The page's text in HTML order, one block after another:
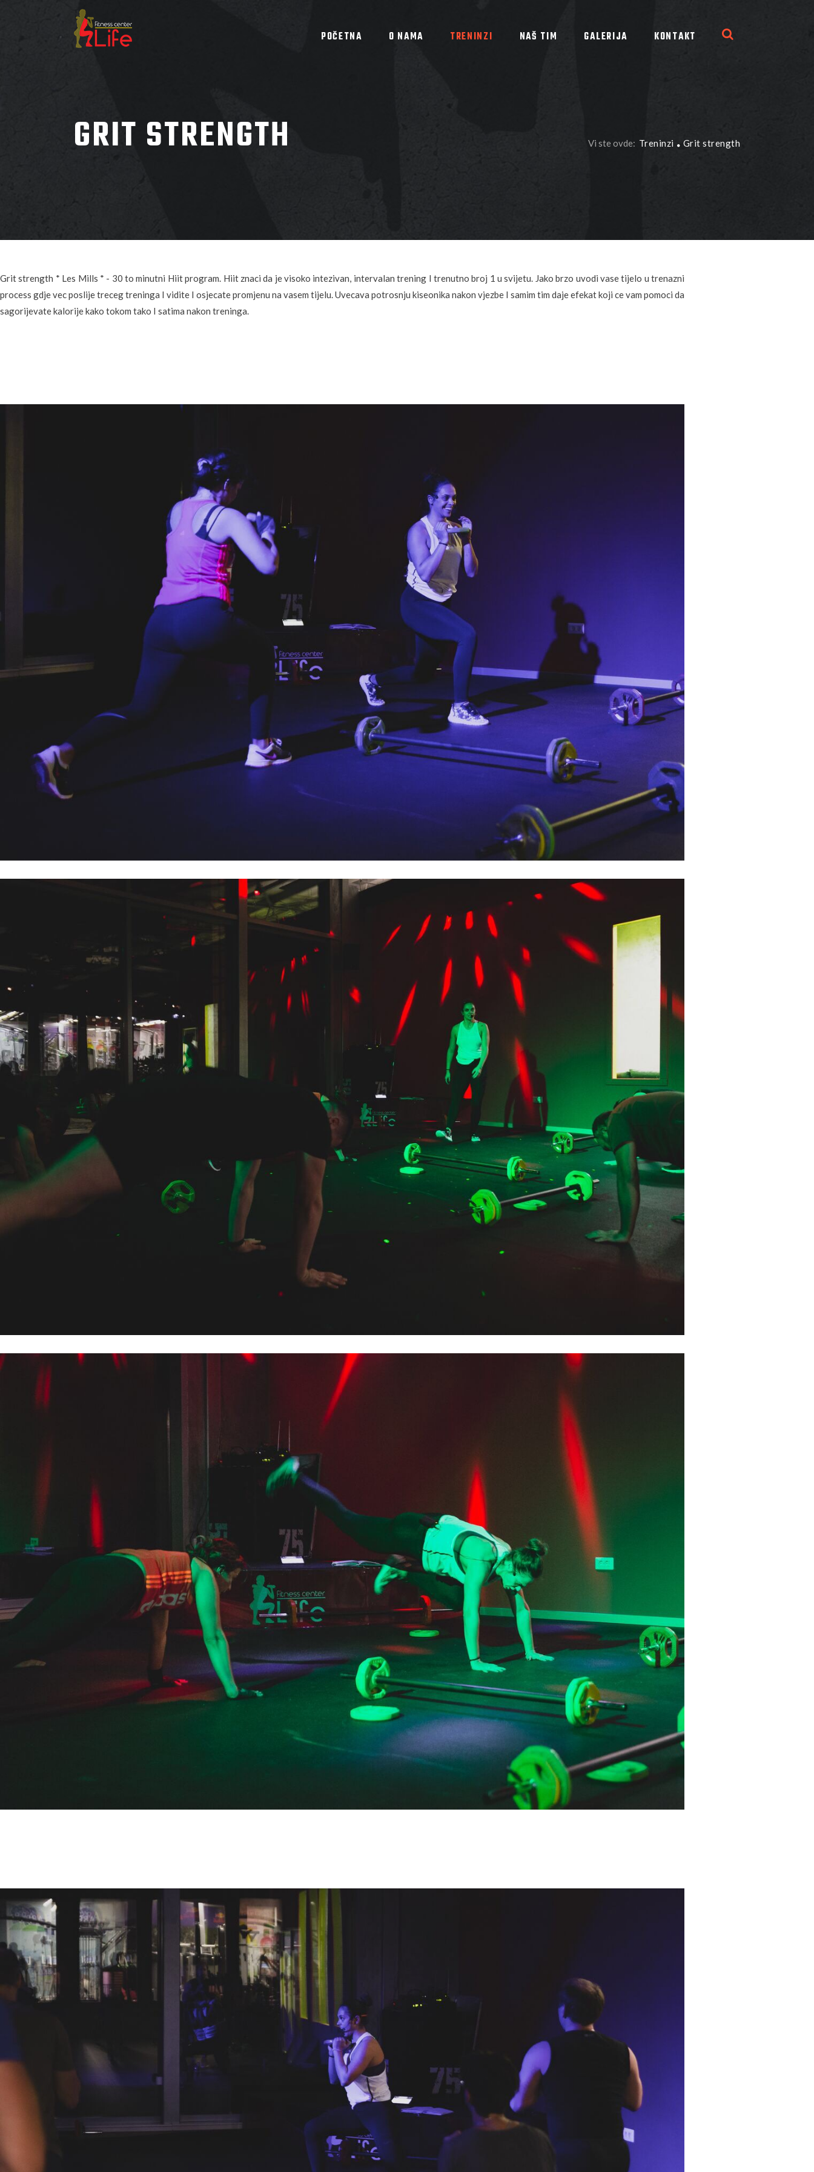
POČETNA O NAMA TRENINZI NAŠ TIM GALERIJA KONTAKT
GRIT STRENGTH Vi ste ovde: Treninzi Grit strength
Grit strength * Les Mills * - 30 to minutni Hiit program. Hiit znaci da je visoko intezivan, intervalan trening I trenutno broj 1 u svijetu. Jako brzo uvodi vase tijelo u trenazni
process gdje vec poslije treceg treninga I vidite I osjecate promjenu na vasem tijelu. Uvecava potrosnju kiseonika nakon vjezbe I samim tim daje efekat koji ce vam pomoci da
sagorijevate kalorije kako tokom tako I satima nakon treninga.